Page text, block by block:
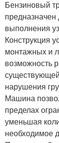
Бензиновый
выполнения
Конструкция
монтажных и
возможность
нарушения
Машина
пределах
уменьшая
необходимое